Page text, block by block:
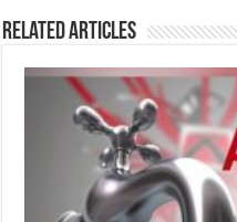
Related Articles